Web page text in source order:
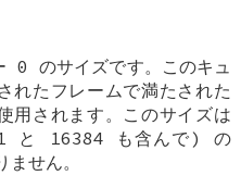
0 のサイズです。このキュ
れたフレームで満たされた
用されます。このサイズは
と 16384 も含んで) の
せん。